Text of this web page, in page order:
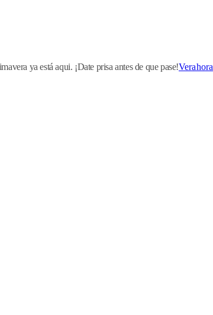
ya está aqui. ¡Date prisa antes de que pase!Verahora